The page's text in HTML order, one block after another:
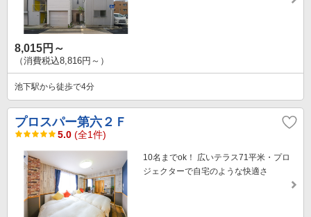
8,015円～
（消費税込8,816円～）
池下駅から徒歩で4分
プロスパー第六２Ｆ
5.0 (全1件)
10名までok！ 広いテラス71平米・プロ
ジェクターで自宅のような快適さ